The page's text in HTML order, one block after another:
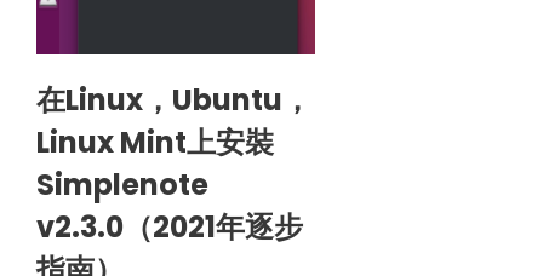
在Linux，Ubuntu，
Linux Mint上安裝
Simplenote
v2.3.0（2021年逐步